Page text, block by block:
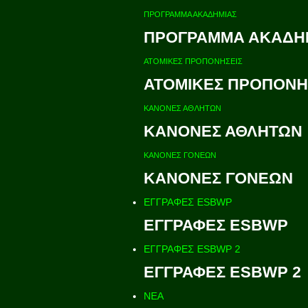
ΠΡΟΓΡΑΜΜΑ ΑΚΑΔΗΜΙΑΣ
ΠΡΟΓΡΑΜΜΑ
ΑΤΟΜΙΚΕΣ ΠΡΟΠΟΝΗΣΕΙΣ
ΑΤΟΜΙΚΕΣ
ΚΑΝΟΝΕΣ ΑΘΛΗΤΩΝ
ΚΑΝΟΝΕΣ ΑΘΛΗΤΩΝ
ΚΑΝΟΝΕΣ ΓΟΝΕΩΝ
ΚΑΝΟΝΕΣ ΓΟΝΕΩΝ
ΕΓΓΡΑΦΕΣ ESBWP
ΕΓΓΡΑΦΕΣ ESBWP
ΕΓΓΡΑΦΕΣ ESBWP 2
ΕΓΓΡΑΦΕΣ ESBWP 2
ΝΕΑ